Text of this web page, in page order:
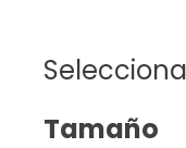
Tamaño